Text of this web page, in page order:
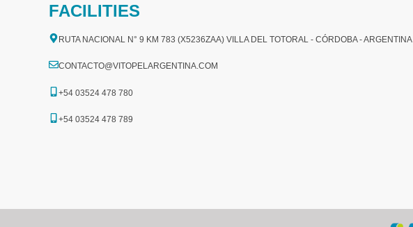
FACILITIES
RUTA NACIONAL N° 9 KM 783 (X5236ZAA) VILLA DEL TOTORAL - CÓRDOBA - ARGENTINA
CONTACTO@VITOPELARGENTINA.COM
+54 03524 478 780​
+54 03524 478 789​